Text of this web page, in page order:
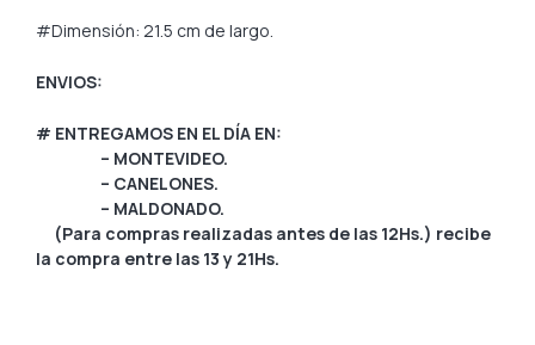
#Dimensión: 21.5 cm de largo.
ENVIOS:
# ENTREGAMOS EN EL DÍA EN:
– MONTEVIDEO.
– CANELONES.
– MALDONADO.
(Para compras realizadas antes de las 12Hs.) recibe
la compra entre las 13 y 21Hs.